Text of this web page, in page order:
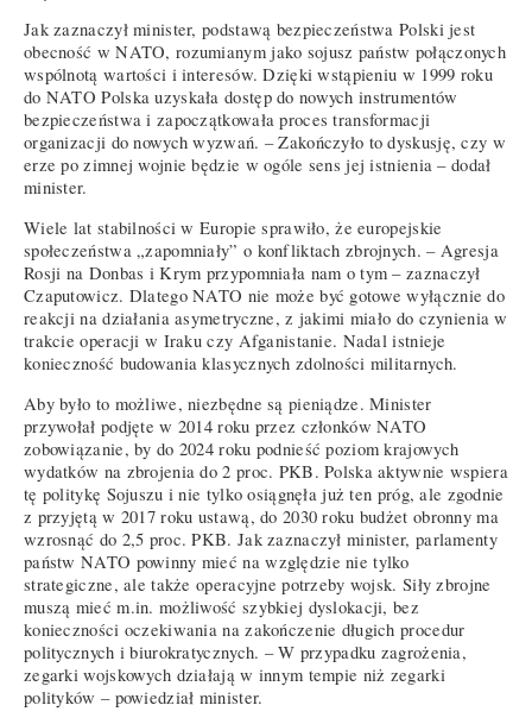
Jak zaznaczył minister, podstawą bezpieczeństwa Polski jest
obecność w NATO, rozumianym jako sojusz państw połączonych
wspólnotą wartości i interesów. Dzięki wstąpieniu w 1999 roku
do NATO Polska uzyskała dostęp do nowych instrumentów
bezpieczeństwa i zapoczątkowała proces transformacji
organizacji do nowych wyzwań. – Zakończyło to dyskusję, czy w
erze po zimnej wojnie będzie w ogóle sens jej istnienia – dodał
minister.
Wiele lat stabilności w Europie sprawiło, że europejskie
społeczeństwa „zapomniały” o konfliktach zbrojnych. – Agresja
Rosji na Donbas i Krym przypomniała nam o tym – zaznaczył
Czaputowicz. Dlatego NATO nie może być gotowe wyłącznie do
reakcji na działania asymetryczne, z jakimi miało do czynienia w
trakcie operacji w Iraku czy Afganistanie. Nadal istnieje
konieczność budowania klasycznych zdolności militarnych.
Aby było to możliwe, niezbędne są pieniądze. Minister
przywołał podjęte w 2014 roku przez członków NATO
zobowiązanie, by do 2024 roku podnieść poziom krajowych
wydatków na zbrojenia do 2 proc. PKB. Polska aktywnie wspiera
tę politykę Sojuszu i nie tylko osiągnęła już ten próg, ale zgodnie
z przyjętą w 2017 roku ustawą, do 2030 roku budżet obronny ma
wzrosnąć do 2,5 proc. PKB. Jak zaznaczył minister, parlamenty
państw NATO powinny mieć na względzie nie tylko
strategiczne, ale także operacyjne potrzeby wojsk. Siły zbrojne
muszą mieć m.in. możliwość szybkiej dyslokacji, bez
konieczności oczekiwania na zakończenie długich procedur
politycznych i biurokratycznych. – W przypadku zagrożenia,
zegarki wojskowych działają w innym tempie niż zegarki
polityków – powiedział minister.